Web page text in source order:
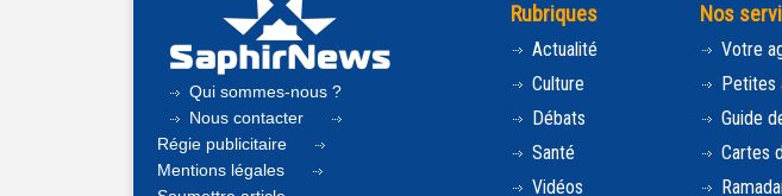
Qui sommes-nous ?
Nous contacter
Régie publicitaire
Mentions légales
Rubriques
Actualité
Culture
Débats
Santé
Vidéos
Nos
Votre
Petites
Guide
Cartes